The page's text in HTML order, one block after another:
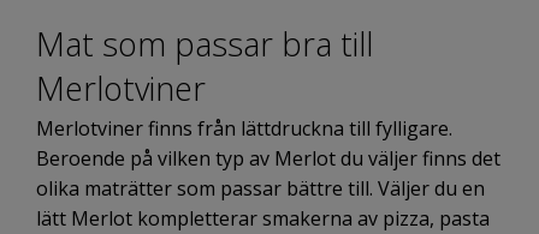
Mat som passar bra till
Merlotviner
Merlotviner finns från lättdruckna till fylligare.
Beroende på vilken typ av Merlot du väljer finns det
olika maträtter som passar bättre till. Väljer du en
lätt Merlot kompletterar smakerna av pizza, pasta